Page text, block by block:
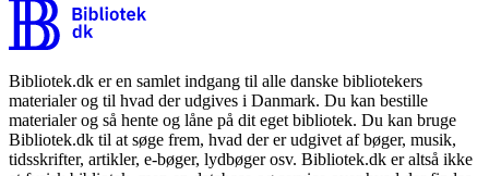
Bibliotek.dk er en samlet indgang til alle danske bibliotekers
materialer og til hvad der udgives i Danmark. Du kan bestille
materialer og så hente og låne på dit eget bibliotek. Du kan bruge
Bibliotek.dk til at søge frem, hvad der er udgivet af bøger, musik,
tidsskrifter, artikler, e-bøger, lydbøger osv. Bibliotek.dk er altså ikke